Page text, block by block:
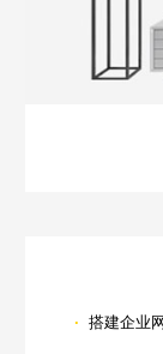
· 搭建企业